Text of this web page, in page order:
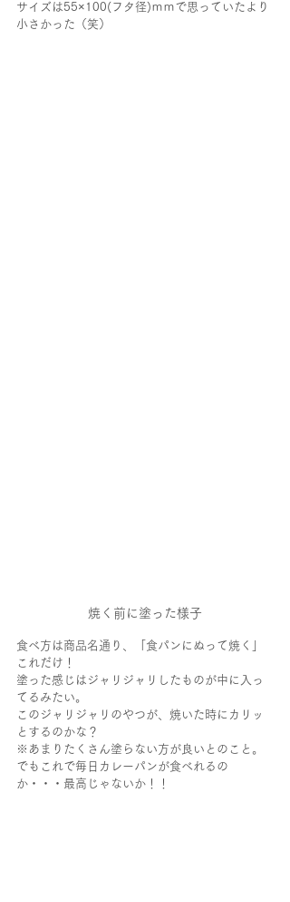
サイズは55×100(フタ径)ｍｍで思っていたより
小さかった（笑）
焼く前に塗った様子
食べ方は商品名通り、「食パンにぬって焼く」
これだけ！
塗った感じはジャリジャリしたものが中に入っ
てるみたい。
このジャリジャリのやつが、焼いた時にカリッ
とするのかな？
※あまりたくさん塗らない方が良いとのこと。
でもこれで毎日カレーパンが食べれるの
か・・・最高じゃないか！！